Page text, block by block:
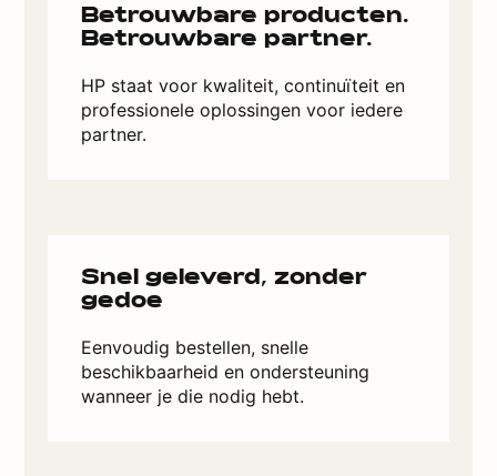
Betrouwbare producten.
Betrouwbare partner.
HP staat voor kwaliteit, continuïteit en
professionele oplossingen voor iedere
partner.
Snel geleverd, zonder
gedoe
Eenvoudig bestellen, snelle
beschikbaarheid en ondersteuning
wanneer je die nodig hebt.